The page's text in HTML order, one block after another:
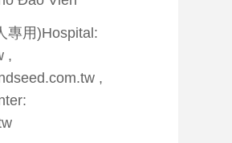
專用)Hospital:
,
,